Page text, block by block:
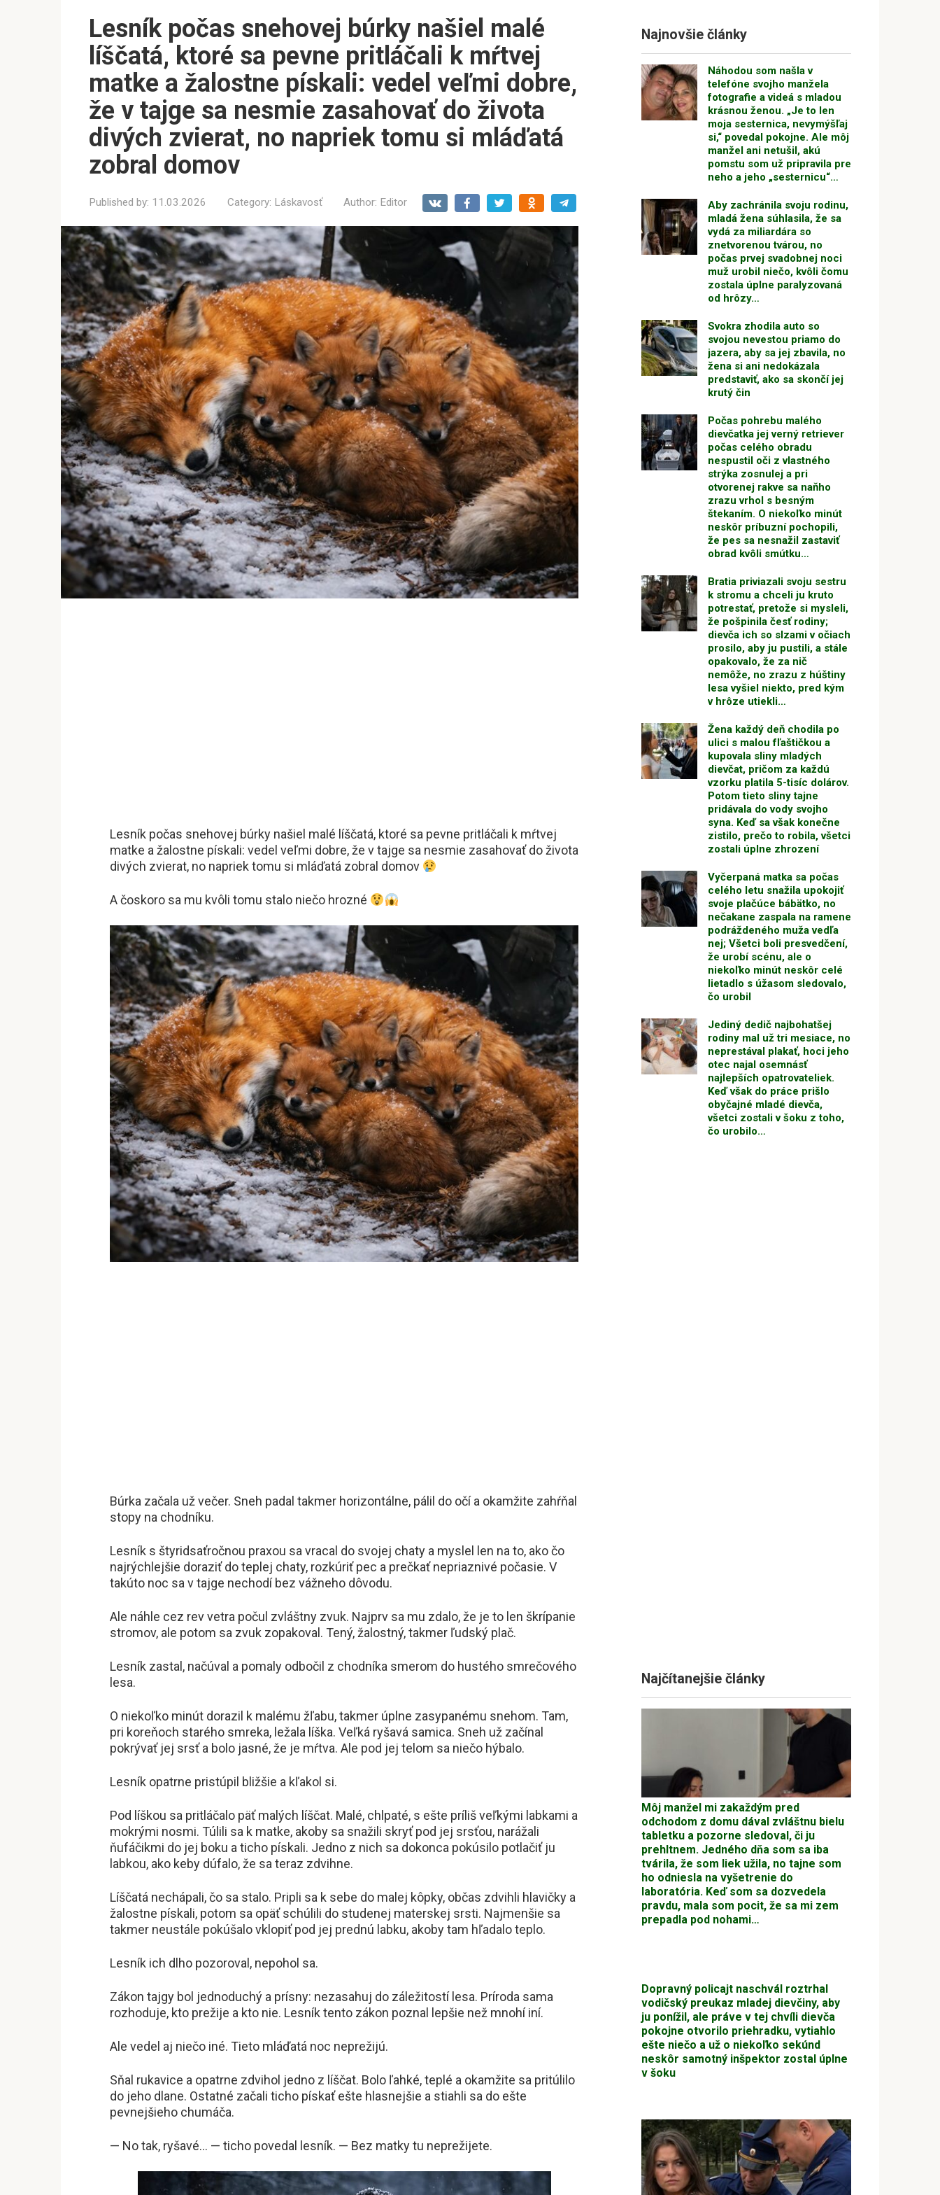
Lesník počas snehovej búrky našiel malé
líščatá, ktoré sa pevne pritláčali k mŕtvej
matke a žalostne pískali: vedel veľmi dobre,
že v tajge sa nesmie zasahovať do života
divých zvierat, no napriek tomu si mláďatá
zobral domov
Published by: 11.03.2026 Category: Láskavosť Author: Editor
Lesník počas snehovej búrky našiel malé líščatá, ktoré sa pevne pritláčali k mŕtvej
matke a žalostne pískali: vedel veľmi dobre, že v tajge sa nesmie zasahovať do života
divých zvierat, no napriek tomu si mláďatá zobral domov
A čoskoro sa mu kvôli tomu stalo niečo hrozné
Búrka začala už večer. Sneh padal takmer horizontálne, pálil do očí a okamžite zahŕňal
stopy na chodníku.
Lesník s štyridsaťročnou praxou sa vracal do svojej chaty a myslel len na to, ako čo
najrýchlejšie doraziť do teplej chaty, rozkúriť pec a prečkať nepriaznivé počasie. V
takúto noc sa v tajge nechodí bez vážneho dôvodu.
Ale náhle cez rev vetra počul zvláštny zvuk. Najprv sa mu zdalo, že je to len škrípanie
stromov, ale potom sa zvuk zopakoval. Tený, žalostný, takmer ľudský plač.
Lesník zastal, načúval a pomaly odbočil z chodníka smerom do hustého smrečového
lesa.
O niekoľko minút dorazil k malému žľabu, takmer úplne zasypanému snehom. Tam,
pri koreňoch starého smreka, ležala líška. Veľká ryšavá samica. Sneh už začínal
pokrývať jej srsť a bolo jasné, že je mŕtva. Ale pod jej telom sa niečo hýbalo.
Lesník opatrne pristúpil bližšie a kľakol si.
Pod líškou sa pritláčalo päť malých líščat. Malé, chlpaté, s ešte príliš veľkými labkami a
mokrými nosmi. Túlili sa k matke, akoby sa snažili skryť pod jej srsťou, narážali
ňufáčikmi do jej boku a ticho pískali. Jedno z nich sa dokonca pokúsilo potlačiť ju
labkou, ako keby dúfalo, že sa teraz zdvihne.
Líščatá nechápali, čo sa stalo. Pripli sa k sebe do malej kôpky, občas zdvihli hlavičky a
žalostne pískali, potom sa opäť schúlili do studenej materskej srsti. Najmenšie sa
takmer neustále pokúšalo vklopiť pod jej prednú labku, akoby tam hľadalo teplo.
Lesník ich dlho pozoroval, nepohol sa.
Zákon tajgy bol jednoduchý a prísny: nezasahuj do záležitostí lesa. Príroda sama
rozhoduje, kto prežije a kto nie. Lesník tento zákon poznal lepšie než mnohí iní.
Ale vedel aj niečo iné. Tieto mláďatá noc neprežijú.
Sňal rukavice a opatrne zdvihol jedno z líščat. Bolo ľahké, teplé a okamžite sa pritúlilo
do jeho dlane. Ostatné začali ticho pískať ešte hlasnejšie a stiahli sa do ešte
pevnejšieho chumáča.
— No tak, ryšavé… — ticho povedal lesník. — Bez matky tu neprežijete.
Najnovšie články
Náhodou som našla v
telefóne svojho manžela
fotografie a videá s mladou
krásnou ženou. „Je to len
moja sesternica, nevymýšľaj
si,“ povedal pokojne. Ale môj
manžel ani netušil, akú
pomstu som už pripravila pre
neho a jeho „sesternicu“…
Aby zachránila svoju rodinu,
mladá žena súhlasila, že sa
vydá za miliardára so
znetvorenou tvárou, no
počas prvej svadobnej noci
muž urobil niečo, kvôli čomu
zostala úplne paralyzovaná
od hrôzy…
Svokra zhodila auto so
svojou nevestou priamo do
jazera, aby sa jej zbavila, no
žena si ani nedokázala
predstaviť, ako sa skončí jej
krutý čin
Počas pohrebu malého
dievčatka jej verný retriever
počas celého obradu
nespustil oči z vlastného
strýka zosnulej a pri
otvorenej rakve sa naňho
zrazu vrhol s besným
štekaním. O niekoľko minút
neskôr príbuzní pochopili,
že pes sa nesnažil zastaviť
obrad kvôli smútku…
Bratia priviazali svoju sestru
k stromu a chceli ju kruto
potrestať, pretože si mysleli,
že pošpinila česť rodiny;
dievča ich so slzami v očiach
prosilo, aby ju pustili, a stále
opakovalo, že za nič
nemôže, no zrazu z húštiny
lesa vyšiel niekto, pred kým
v hrôze utiekli…
Žena každý deň chodila po
ulici s malou fľaštičkou a
kupovala sliny mladých
dievčat, pričom za každú
vzorku platila 5-tisíc dolárov.
Potom tieto sliny tajne
pridávala do vody svojho
syna. Keď sa však konečne
zistilo, prečo to robila, všetci
zostali úplne zhrození
Vyčerpaná matka sa počas
celého letu snažila upokojiť
svoje plačúce bábätko, no
nečakane zaspala na ramene
podráždeného muža vedľa
nej; Všetci boli presvedčení,
že urobí scénu, ale o
niekoľko minút neskôr celé
lietadlo s úžasom sledovalo,
čo urobil
Jediný dedič najbohatšej
rodiny mal už tri mesiace, no
neprestával plakať, hoci jeho
otec najal osemnásť
najlepších opatrovateliek.
Keď však do práce prišlo
obyčajné mladé dievča,
všetci zostali v šoku z toho,
čo urobilo…
Najčítanejšie články
Môj manžel mi zakaždým pred
odchodom z domu dával zvláštnu bielu
tabletku a pozorne sledoval, či ju
prehltnem. Jedného dňa som sa iba
tvárila, že som liek užila, no tajne som
ho odniesla na vyšetrenie do
laboratória. Keď som sa dozvedela
pravdu, mala som pocit, že sa mi zem
prepadla pod nohami…
Dopravný policajt naschvál roztrhal
vodičský preukaz mladej dievčiny, aby
ju ponížil, ale práve v tej chvíli dievča
pokojne otvorilo priehradku, vytiahlo
ešte niečo a už o niekoľko sekúnd
neskôr samotný inšpektor zostal úplne
v šoku